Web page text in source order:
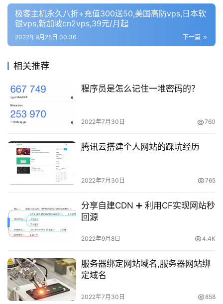
极客主机永久八折+充值300送50,美国高防vps,日本软
银vps,新加坡cn2vps,39元/月起
下一篇
2022年9月25日 00:36
相关推荐
程序员是怎么记住一堆密码的？
2022年7月30日 760
腾讯云搭建个人网站的踩坑经历
2022年7月30日 765
分享自建CDN ➕ 利用CF实现网站秒
回源
2022年9月8日 4.4K
服务器绑定网站域名,服务器网站绑
定域名
2022年7月30日 858